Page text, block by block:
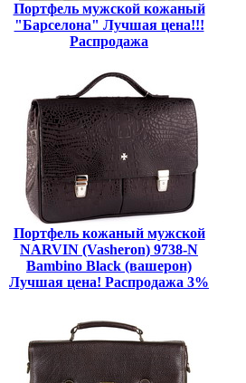
Портфель мужской кожаный
"Барселона" Лучшая цена!!!
Распродажа
Портфель кожаный мужской
NARVIN (Vasheron) 9738-N
Bambino Black (вашерон)
Лучшая цена! Распродажа 3%